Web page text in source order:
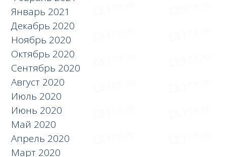
Январь 2021
Декабрь 2020
Ноябрь 2020
Октябрь 2020
Сентябрь 2020
Август 2020
Июль 2020
Июнь 2020
Май 2020
Апрель 2020
Март 2020